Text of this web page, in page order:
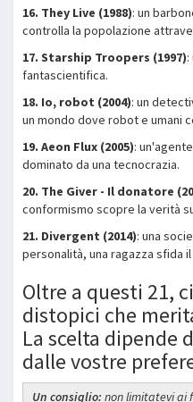
16. They Live (1988): un
controlla la popolazione
17. Starship Troopers (1997)
fantascientifica.
18. Io, robot (2004): un
un mondo dove robot e umani
19. Aeon Flux (2005):
dominato da una tecnocrazia.
20. The Giver - Il donatore
conformismo scopre la verità
21. Divergent (2014): una
personalità, una ragazza sfida
Oltre a questi 21,
distopici che
La scelta dipende
dalle vostre
Un consiglio: non limitatevi ai